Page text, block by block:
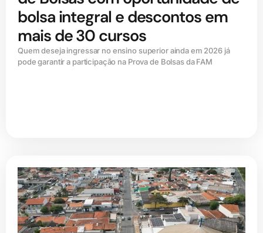
bolsa integral e descontos em
mais de 30 cursos
Quem deseja ingressar no ensino superior ainda em 2026 já
pode garantir a participação na Prova de Bolsas da FAM